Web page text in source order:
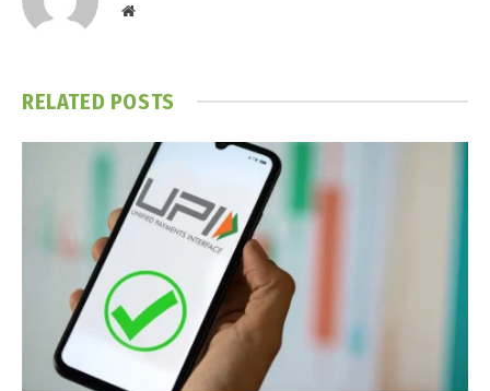
Website
RELATED POSTS